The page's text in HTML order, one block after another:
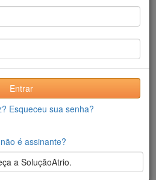
por inatividade ou login não
Entrar
Esqueceu sua senha?
é assinante?
a SoluçãoAtrio.